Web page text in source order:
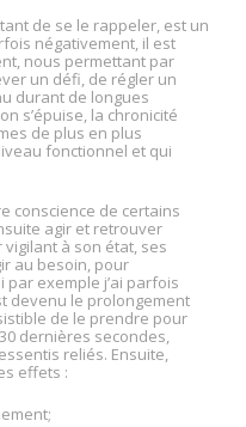
de se le rappeler, est un
négativement, il est
nous permettant par
un défi, de régler un
durant de longues
s’épuise, la chronicité
de plus en plus
fonctionnel et qui
conscience de certains
agir et retrouver
vigilant à son état, ses
au besoin, pour
par exemple j’ai parfois
devenu le prolongement
de le prendre pour
dernières secondes,
reliés. Ensuite,
effets :